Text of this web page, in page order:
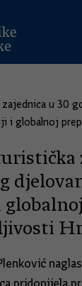
u 30
i globalnoj
pridonijela